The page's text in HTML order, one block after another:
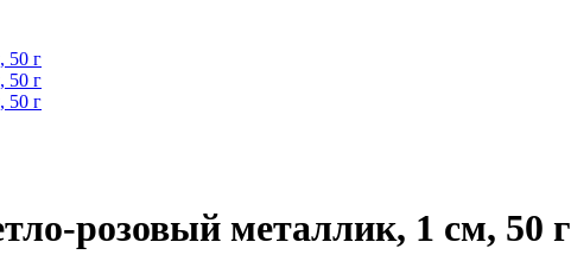
розовый металлик, 1 см, 50 г